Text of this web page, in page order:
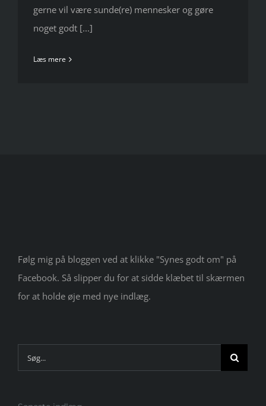
gerne vil være sunde(re) mennesker og gøre
noget godt [...]
Læs mere
Følg mig på bloggen ved at klikke "Synes godt om" på
Facebook. Så slipper du for at sidde klæbet til skærmen
for at holde øje med nye indlæg.
Søg
efter: